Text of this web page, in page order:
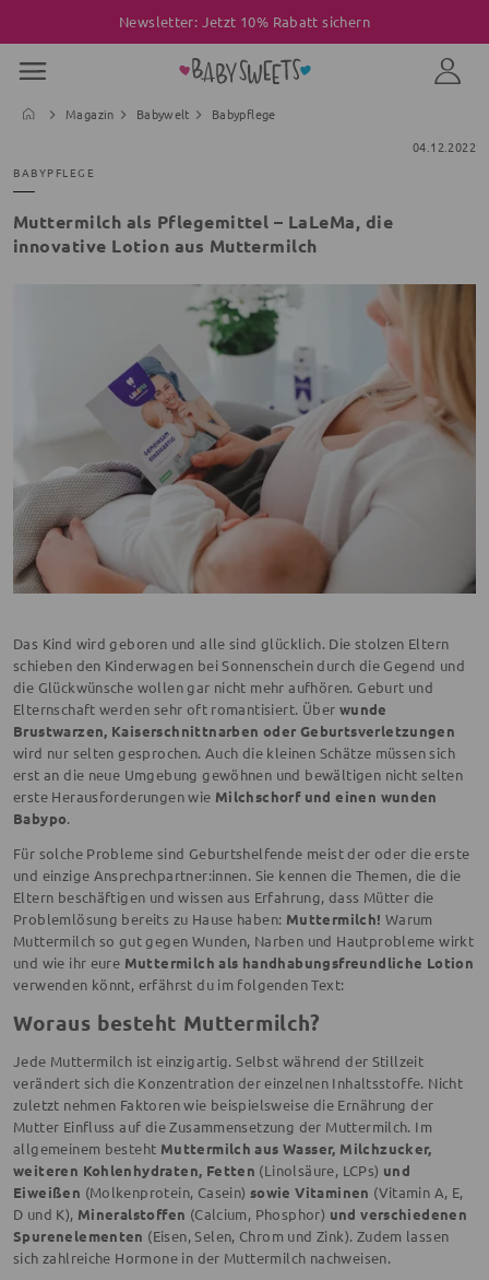
Newsletter: Jetzt 10% Rabatt sichern
Magazin Babywelt
Babypflege
04.12.2022
BABYPFLEGE
Muttermilch als Pflegemittel – LaLeMa, die
innovative Lotion aus Muttermilch
Das Kind wird geboren und alle sind glücklich. Die stolzen Eltern
schieben den Kinderwagen bei Sonnenschein durch die Gegend und
die Glückwünsche wollen gar nicht mehr aufhören. Geburt und
Elternschaft werden sehr oft romantisiert. Über wunde
Brustwarzen, Kaiserschnittnarben oder Geburtsverletzungen
wird nur selten gesprochen. Auch die kleinen Schätze müssen sich
erst an die neue Umgebung gewöhnen und bewältigen nicht selten
erste Herausforderungen wie Milchschorf und einen wunden
Babypo.
Für solche Probleme sind Geburtshelfende meist der oder die erste
und einzige Ansprechpartner:innen. Sie kennen die Themen, die die
Eltern beschäftigen und wissen aus Erfahrung, dass Mütter die
Problemlösung bereits zu Hause haben: Muttermilch! Warum
Muttermilch so gut gegen Wunden, Narben und Hautprobleme wirkt
und wie ihr eure Muttermilch als handhabungsfreundliche Lotion
verwenden könnt, erfährst du im folgenden Text:
Woraus besteht Muttermilch?
Jede Muttermilch ist einzigartig. Selbst während der Stillzeit
verändert sich die Konzentration der einzelnen Inhaltsstoffe. Nicht
zuletzt nehmen Faktoren wie beispielsweise die Ernährung der
Mutter Einfluss auf die Zusammensetzung der Muttermilch. Im
allgemeinem besteht Muttermilch aus Wasser, Milchzucker,
weiteren Kohlenhydraten, Fetten (Linolsäure, LCPs) und
Eiweißen (Molkenprotein, Casein) sowie Vitaminen (Vitamin A, E,
D und K), Mineralstoffen (Calcium, Phosphor) und verschiedenen
Spurenelementen (Eisen, Selen, Chrom und Zink). Zudem lassen
sich zahlreiche Hormone in der Muttermilch nachweisen.